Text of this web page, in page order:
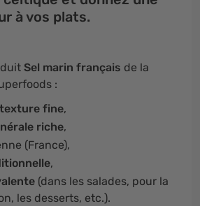
à vos plats.
Sel marin français de la
:
texture fine,
riche,
(France),
,
(dans les salades, pour la
les desserts, etc.).